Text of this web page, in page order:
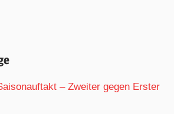
– Zweiter gegen Erster